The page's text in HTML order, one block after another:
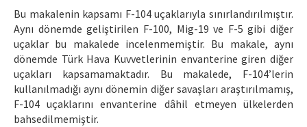
Bu makalenin kapsamı F-104 uçaklarıyla sınırlandırılmıştır.
Aynı dönemde geliştirilen F-100, Mig-19 ve F-5 gibi diğer
uçaklar bu makalede incelenmemiştir. Bu makale, aynı
dönemde Türk Hava Kuvvetlerinin envanterine giren diğer
uçakları kapsamamaktadır. Bu makalede, F-104’lerin
kullanılmadığı aynı dönemin diğer savaşları araştırılmamış,
F-104 uçaklarını envanterine dâhil etmeyen ülkelerden
bahsedilmemiştir.